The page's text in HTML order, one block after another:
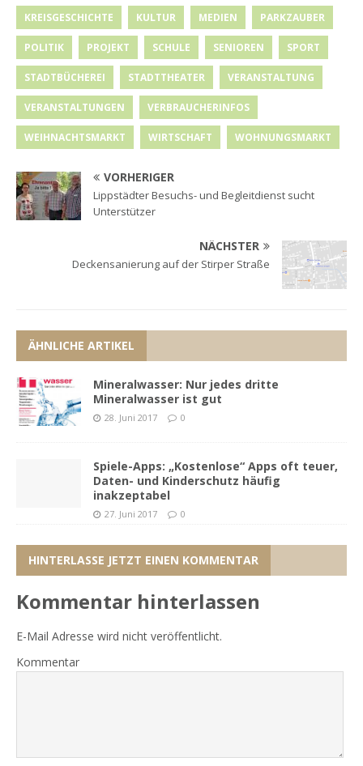
KREISGESCHICHTE KULTUR MEDIEN PARKZAUBER
POLITIK PROJEKT SCHULE SENIOREN SPORT
STADTBÜCHEREI STADTTHEATER VERANSTALTUNG
VERANSTALTUNGEN VERBRAUCHERINFOS
WEIHNACHTSMARKT WIRTSCHAFT WOHNUNGSMARKT
VORHERIGER
Lippstädter Besuchs- und Begleitdienst sucht
Unterstützer
NÄCHSTER
Deckensanierung auf der Stirper Straße
ÄHNLICHE ARTIKEL
Mineralwasser: Nur jedes dritte
Mineralwasser ist gut
28. Juni 2017 0
Spiele-Apps: „Kostenlose“ Apps oft teuer,
Daten- und Kinderschutz häufig
inakzeptabel
27. Juni 2017 0
HINTERLASSE JETZT EINEN KOMMENTAR
Kommentar hinterlassen
E-Mail Adresse wird nicht veröffentlicht.
Kommentar